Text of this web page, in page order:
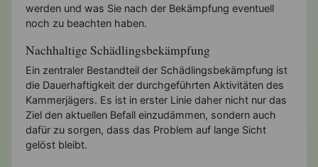
werden und was Sie nach der Bekämpfung eventuell
noch zu beachten haben.
Nachhaltige Schädlingsbekämpfung
Ein zentraler Bestandteil der Schädlingsbekämpfung ist
die Dauerhaftigkeit der durchgeführten Aktivitäten des
Kammerjägers. Es ist in erster Linie daher nicht nur das
Ziel den aktuellen Befall einzudämmen, sondern auch
dafür zu sorgen, dass das Problem auf lange Sicht
gelöst bleibt.